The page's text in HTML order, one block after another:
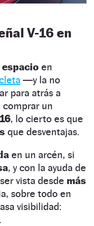
V-16 en
en
—y la no
para atrás a
comprar un
, lo cierto es que
que desventajas.
en un arcén, si
, y con la ayuda de
vista desde más
sobre todo en
visibilidad: